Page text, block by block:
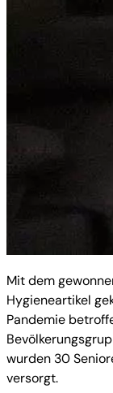
Mit dem
Hygieneartikel
Pandemie
wurden 30
versorgt.